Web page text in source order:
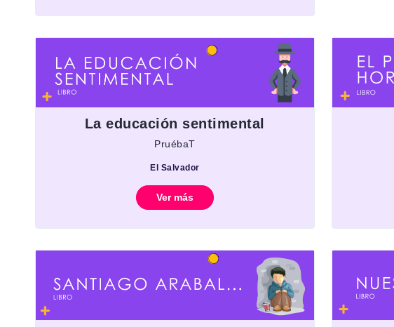
La educación sentimental
PruébaT
El Salvador
Ver más